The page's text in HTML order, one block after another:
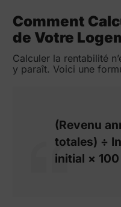
Comment
de Votre
Calculer la rentabilité
y paraît. Voici une
(Revenu
totales) ÷
initial × 100